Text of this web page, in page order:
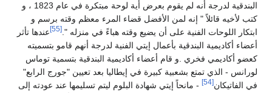
البندقية لدرجة أنه لم يقوم بعرض أية لوحة مبتكرة في عام 1823 ، و
كتب لأخيه قائلاً " إنه لمن الأفضل قضاء المرء معظم وقته برسم و
ابتكار اللوحات الفنية على أن يضيع وقته هباءً في منزله ".[55]
عندها تأثر
أعضاء أكاديمية البندقية بأعمال إيتي الفنية لدرجة أنهم قامو بتسميته
كعضو أكاديمي فخري .و قام أعضاء أكاديمية البندقية بتسمية توماس
لورانس - الذي تمتع بشعبية كبيرة في إيطاليا بعد تعيين "جورج الرابع"
في الفاتيكان[54]
- مانحاً إيتي شهادة البلوم ليتم تسليمها عند عودته إلى